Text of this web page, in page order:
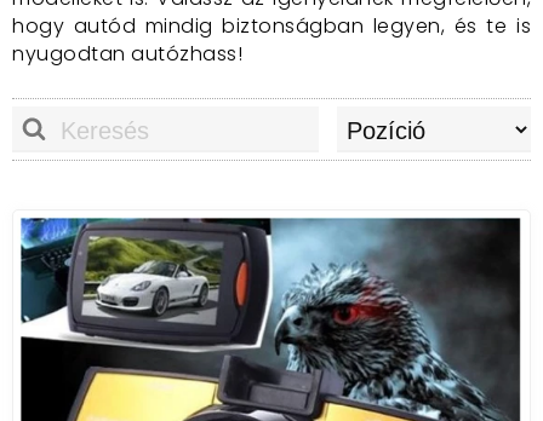
hogy autód mindig biztonságban legyen, és te is
nyugodtan autózhass!